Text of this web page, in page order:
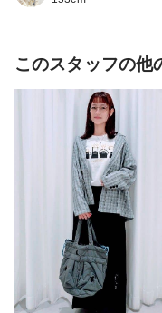
このスタッフの他